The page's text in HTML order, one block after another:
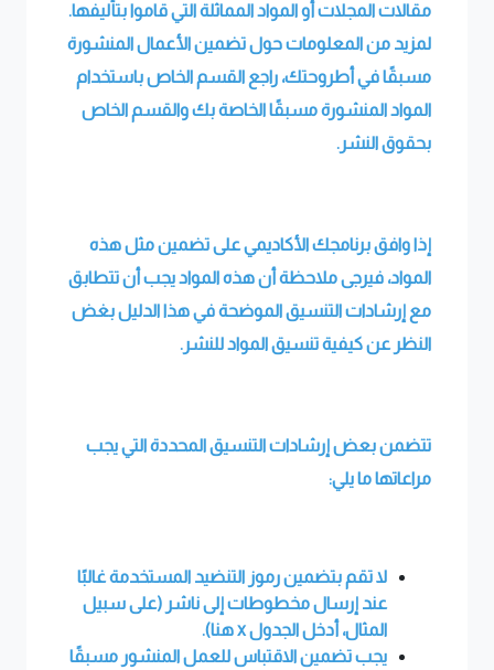
مقالات المجلات أو المواد المماثلة التي قاموا بتأليفها.
لمزيد من المعلومات حول تضمين الأعمال المنشورة
مسبقًا في أطروحتك، راجع القسم الخاص باستخدام
المواد المنشورة مسبقًا الخاصة بك والقسم الخاص
بحقوق النشر.
إذا وافق برنامجك الأكاديمي على تضمين مثل هذه
المواد، فيرجى ملاحظة أن هذه المواد يجب أن تتطابق
مع إرشادات التنسيق الموضحة في هذا الدليل بغض
النظر عن كيفية تنسيق المواد للنشر.
تتضمن بعض إرشادات التنسيق المحددة التي يجب
مراعاتها ما يلي:
لا تقم بتضمين رموز التنضيد المستخدمة غالبًا
عند إرسال مخطوطات إلى ناشر (على سبيل
المثال، أدخل الجدولxهنا).
يجب تضمين الاقتباس للعمل المنشور مسبقًا